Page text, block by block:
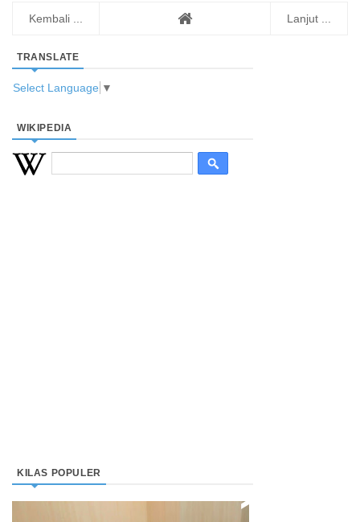
Kembali ... Lanjut ...
TRANSLATE
Select Language ▼
WIKIPEDIA
KILAS POPULER